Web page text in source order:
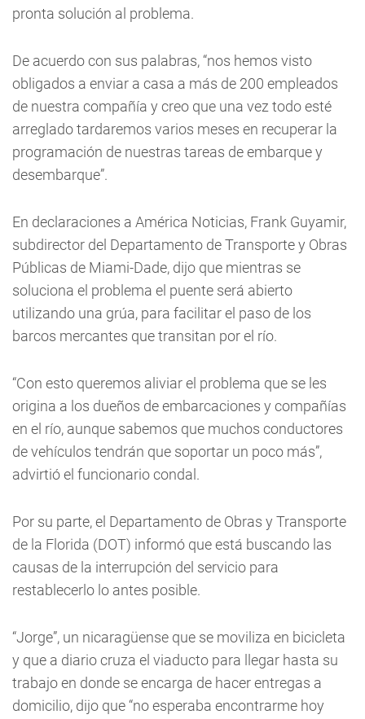
pronta solución al problema.
De acuerdo con sus palabras, “nos hemos visto
obligados a enviar a casa a más de 200 empleados
de nuestra compañía y creo que una vez todo esté
arreglado tardaremos varios meses en recuperar la
programación de nuestras tareas de embarque y
desembarque”.
En declaraciones a América Noticias, Frank Guyamir,
subdirector del Departamento de Transporte y Obras
Públicas de Miami-Dade, dijo que mientras se
soluciona el problema el puente será abierto
utilizando una grúa, para facilitar el paso de los
barcos mercantes que transitan por el río.
“Con esto queremos aliviar el problema que se les
origina a los dueños de embarcaciones y compañías
en el río, aunque sabemos que muchos conductores
de vehículos tendrán que soportar un poco más”,
advirtió el funcionario condal.
Por su parte, el Departamento de Obras y Transporte
de la Florida (DOT) informó que está buscando las
causas de la interrupción del servicio para
restablecerlo lo antes posible.
“Jorge”, un nicaragüense que se moviliza en bicicleta
y que a diario cruza el viaducto para llegar hasta su
trabajo en donde se encarga de hacer entregas a
domicilio, dijo que “no esperaba encontrarme hoy